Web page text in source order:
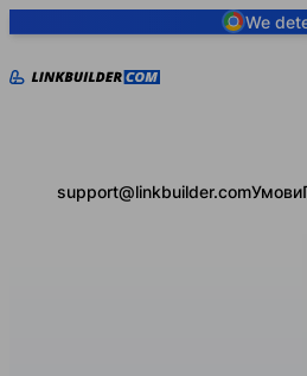
We
support@linkbuilder.comУмови